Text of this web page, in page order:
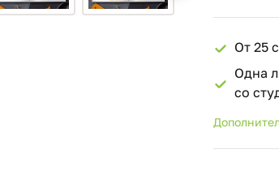
От 25
Одна
со